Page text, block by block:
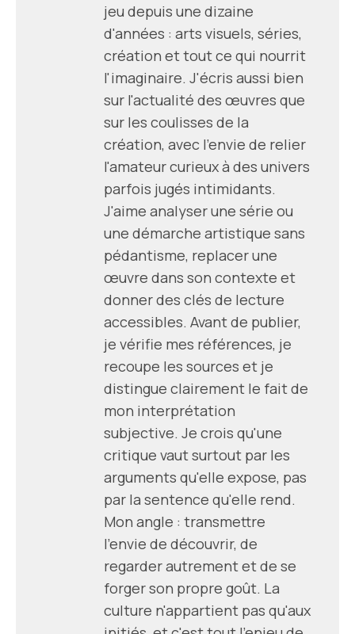
jeu depuis une dizaine
d'années : arts visuels, séries,
création et tout ce qui nourrit
l'imaginaire. J'écris aussi bien
sur l'actualité des œuvres que
sur les coulisses de la
création, avec l'envie de relier
l'amateur curieux à des univers
parfois jugés intimidants.
J'aime analyser une série ou
une démarche artistique sans
pédantisme, replacer une
œuvre dans son contexte et
donner des clés de lecture
accessibles. Avant de publier,
je vérifie mes références, je
recoupe les sources et je
distingue clairement le fait de
mon interprétation
subjective. Je crois qu'une
critique vaut surtout par les
arguments qu'elle expose, pas
par la sentence qu'elle rend.
Mon angle : transmettre
l'envie de découvrir, de
regarder autrement et de se
forger son propre goût. La
culture n'appartient pas qu'aux